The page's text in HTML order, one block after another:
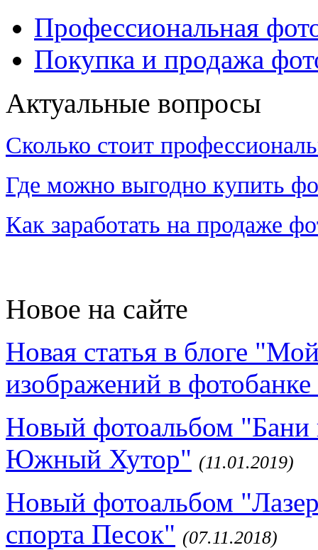
Профессиональная
Покупка и продажа
Актуальные вопросы
Сколько стоит
Где можно выгодно купить
Как заработать на продаже
Новое на сайте
Новая статья в блоге
изображений в
Новый фотоальбом "Бани
Южный Хутор" (11.01.2019)
Новый фотоальбом
спорта Песок" (07.11.2018)